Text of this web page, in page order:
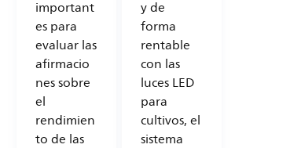
important
es para
evaluar las
afirmacio
nes sobre
el
rendimien
to de las
y de
forma
rentable
con las
luces LED
para
cultivos, el
sistema